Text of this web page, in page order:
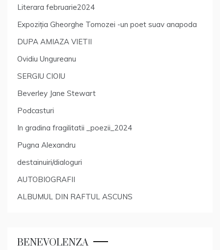
Literara februarie2024
Expoziția Gheorghe Tomozei -un poet suav anapoda
DUPA AMIAZA VIETII
Ovidiu Ungureanu
SERGIU CIOIU
Beverley Jane Stewart
Podcasturi
In gradina fragilitatii _poezii_2024
Pugna Alexandru
destainuiri/dialoguri
AUTOBIOGRAFII
ALBUMUL DIN RAFTUL ASCUNS
BENEVOLENZA